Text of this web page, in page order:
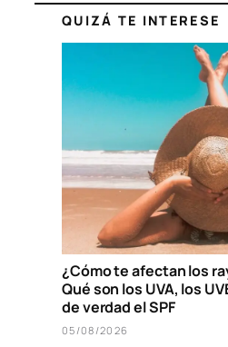
QUIZÁ TE INTERESE
¿Cómo te afectan los
Qué son los UVA, los
de verdad el SPF
05/08/2026